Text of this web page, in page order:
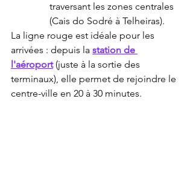
traversant les zones centrales
(Cais do Sodré à Telheiras).
La ligne rouge est idéale pour les
arrivées : depuis la station de
l'aéroport (juste à la sortie des
terminaux), elle permet de rejoindre le
centre-ville en 20 à 30 minutes.